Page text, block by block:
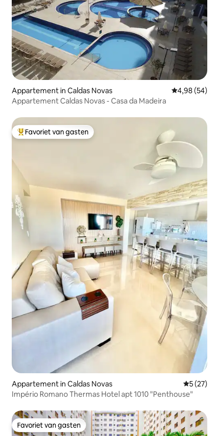
Appartement in Caldas Novas Gemiddelde
4,98 (54)
Appartement Caldas Novas - Casa da Madeira
Topfavoriet van gasten
Favoriet van gasten
Appartement in Caldas Novas
5 (27)
Império Romano Thermas Hotel apt 1010 "Penthouse"
Favoriet van gasten
Favoriet van gasten